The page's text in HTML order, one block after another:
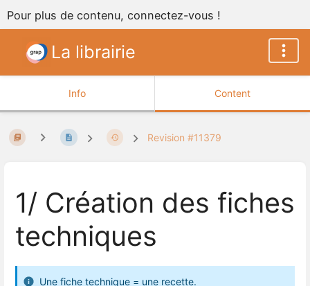
Pour plus de contenu, connectez-vous !
La librairie
Info Content
Revision #11379
1/ Création des fiches
techniques
Une fiche technique = une recette.